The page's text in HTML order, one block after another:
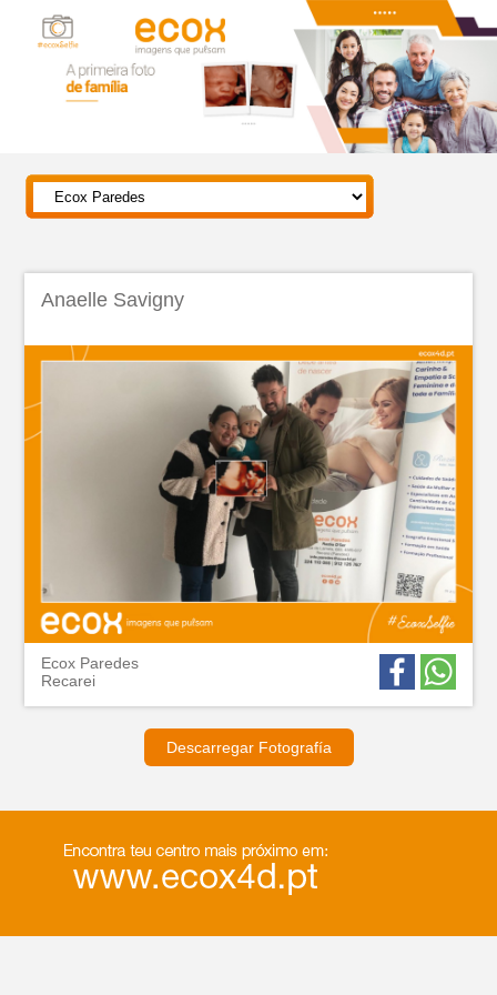
Anaelle Savigny
Ecox Paredes
Recarei
Descarregar Fotografía